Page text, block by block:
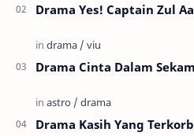
Drama Yes! Captain Zul
Drama Cinta Dalam Sekam
Drama Kasih Yang